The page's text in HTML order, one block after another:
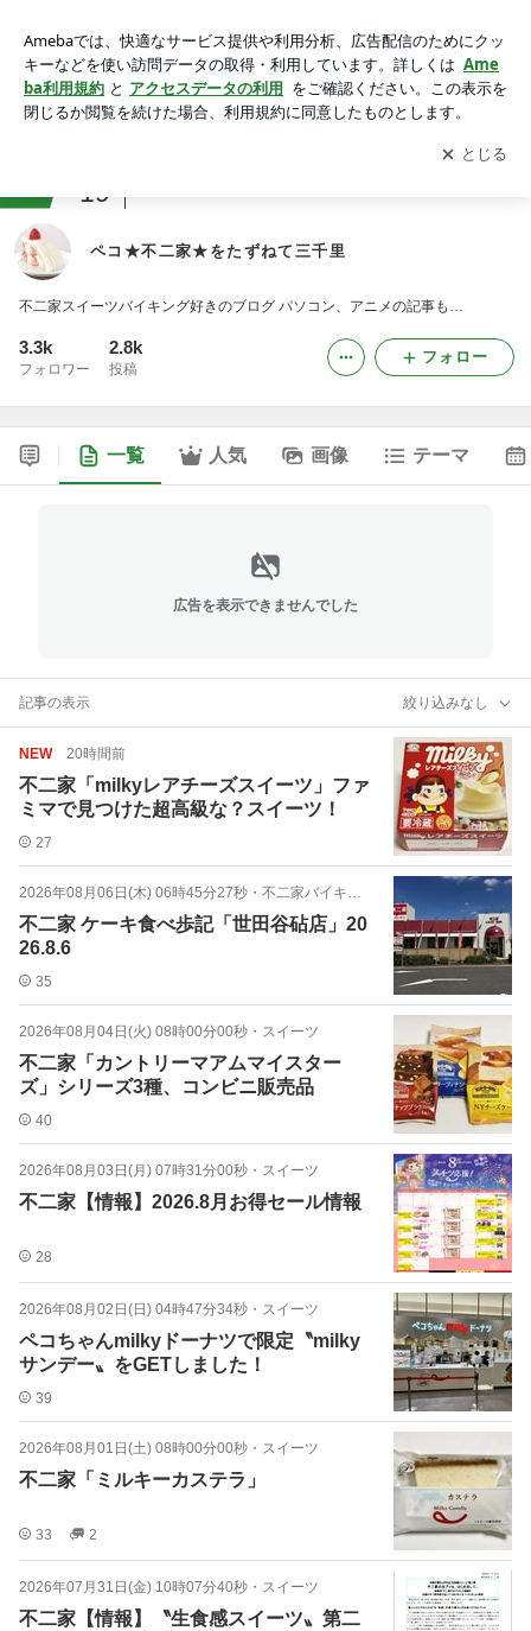
アプリをダウンロードして ブログの更新通知
を受け取りまし
ょう。
開く
19
ペコ★不二家★をたずねて三千里
不二家スイーツバイキング好きのブログ パソコン、アニメの記事も…
3.3k
フォロワー
2.8k
投稿
フォロー
一覧 人気 画像 テーマ
広告を表示できませんでした
記事の表示 絞り込みなし
NEW 20時間前
不二家「milkyレアチーズスイーツ」ファ
ミマで見つけた超高級な？スイーツ！
27
2026年08月06日(木) 06時45分27秒 ・ 不二家バイキング
不二家 ケーキ食べ歩記「世田谷砧店」20
26.8.6
35
2026年08月04日(火) 08時00分00秒 ・ スイーツ
不二家「カントリーマアムマイスター
ズ」シリーズ3種、コンビニ販売品
40
2026年08月03日(月) 07時31分00秒 ・ スイーツ
不二家【情報】2026.8月お得セール情報
28
2026年08月02日(日) 04時47分34秒 ・ スイーツ
ペコちゃんmilkyドーナツで限定〝milky
サンデー〟をGETしました！
39
2026年08月01日(土) 08時00分00秒 ・ スイーツ
不二家「ミルキーカステラ」
33 2
2026年07月31日(金) 10時07分40秒 ・ スイーツ
不二家【情報】〝生食感スイーツ〟第二